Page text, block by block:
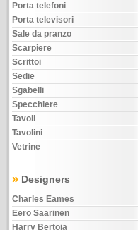
Porta telefoni
Porta televisori
Sale da pranzo
Scarpiere
Scrittoi
Sedie
Sgabelli
Specchiere
Tavoli
Tavolini
Vetrine
» Designers
Charles Eames
Eero Saarinen
Harry Bertoia